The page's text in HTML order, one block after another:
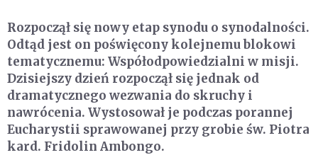
Rozpoczął się nowy etap synodu o synodalności.
Odtąd jest on poświęcony kolejnemu blokowi
tematycznemu: Współodpowiedzialni w misji.
Dzisiejszy dzień rozpoczął się jednak od
dramatycznego wezwania do skruchy i
nawrócenia. Wystosował je podczas porannej
Eucharystii sprawowanej przy grobie św. Piotra
kard. Fridolin Ambongo.